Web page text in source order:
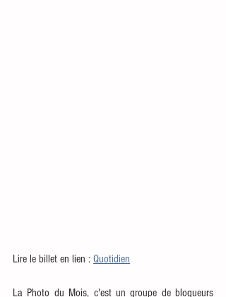
Lire le billet en lien : Quotidien
La Photo du Mois, c'est un groupe de blogueurs